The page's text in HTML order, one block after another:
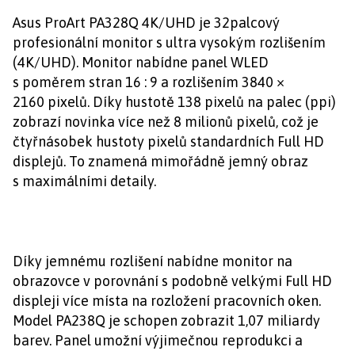
Asus ProArt PA328Q 4K/UHD je 32palcový
profesionální monitor s ultra vysokým rozlišením
(4K/UHD). Monitor nabídne panel WLED
s poměrem stran 16 : 9 a rozlišením 3840 ×
2160 pixelů. Díky hustotě 138 pixelů na palec (ppi)
zobrazí novinka více než 8 milionů pixelů, což je
čtyřnásobek hustoty pixelů standardních Full HD
displejů. To znamená mimořádně jemný obraz
s maximálními detaily.
Díky jemnému rozlišení nabídne monitor na
obrazovce v porovnání s podobně velkými Full HD
displeji více místa na rozložení pracovních oken.
Model PA238Q je schopen zobrazit 1,07 miliardy
barev. Panel umožní výjimečnou reprodukci a